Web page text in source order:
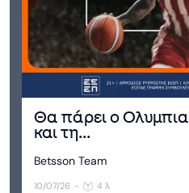
Θα πάρει ο
και τη...
Betsson Team
10/07/26 - 4 λ